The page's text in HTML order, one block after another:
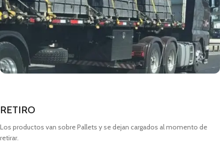
RETIRO
Los productos van sobre Pallets y se dejan cargados al momento de
retirar.